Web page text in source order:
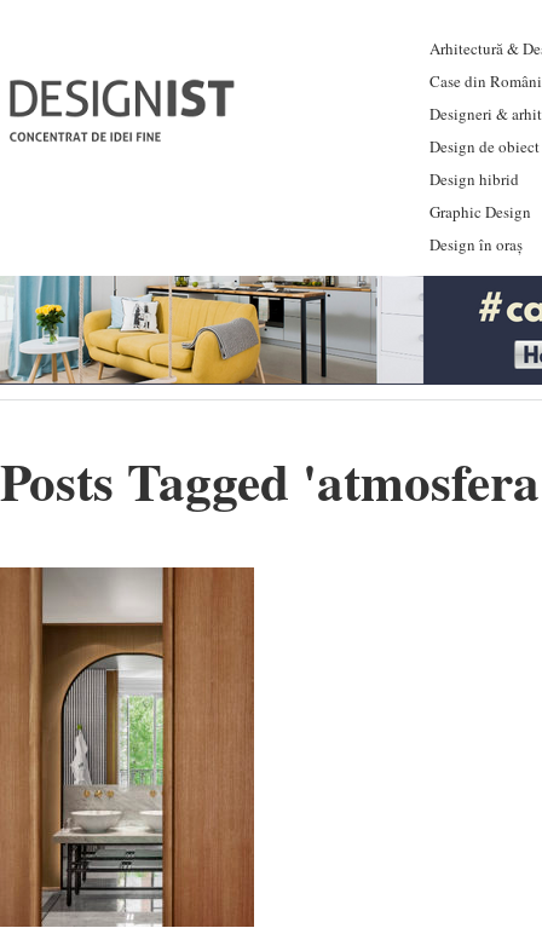
Arhitectură &
Case din
Designeri &
Design de obiect
Design hibrid
Graphic Design
Design în oraș
Posts Tagged '